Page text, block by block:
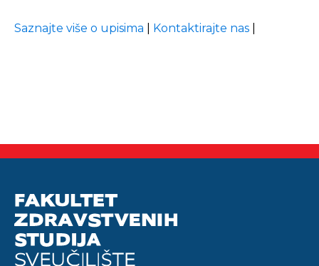
Saznajte više o upisima Kontaktirajte nas